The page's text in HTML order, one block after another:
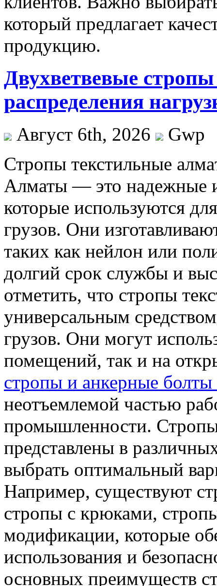
который предлагает
продукцию.
Двухветвевые
распределения
Август 6th, 2026
Gwp
Стрoпы тeкстильныe
Алматы — это надежные
которые используются
грузов. Они
таких как нейлон или
долгий срок службы и
отметить, что стропы
универсальным
грузов. Они могут
помещений, так и на
стропы и анкерные
неотъемлемой частью
промышленности.
представлены в
выбрать оптимальный
Например, существуют
стропы с крюками,
модификации, которые
использования и
основных преимуществ